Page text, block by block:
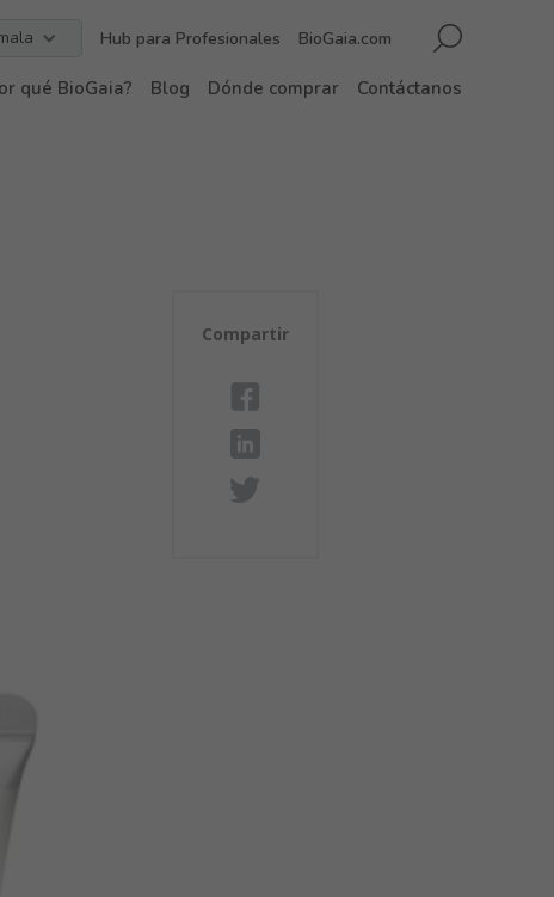
Hub para Profesionales BioGaia.com
qué BioGaia? Blog Dónde comprar Contáctanos
Compartir